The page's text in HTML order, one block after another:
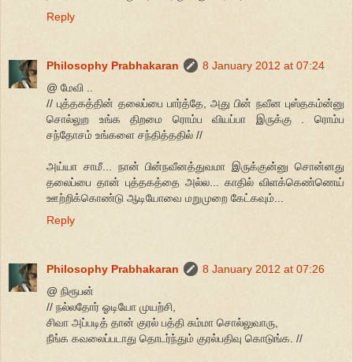
Reply
Philosophy Prabhakaran
8 January 2012 at 07:24
@ மேவி ..
// புத்தகத்தின் தலைப்பை பார்த்தே, அது பின் நவீன புஸ்தகம்ன்னு
சொல்லுற உங்க திறமை ரொம்ப வியப்பா இருக்கு . ரொம்ப
சந்தோசம் உங்களை சந்தித்ததில் //
அய்யா சாமீ... நான் பின்நவீனத்துவமா இருக்குன்னு சொன்னது
தலைப்பை தான் புத்தகத்தை அல்ல... காதில் விளக்கெண்ணெய்
ஊற்றிக்கொண்டு ஆடியோவை மறுமுறை கேட்கவும்...
Reply
Philosophy Prabhakaran
8 January 2012 at 07:26
@ நிரூபன்
// நல்லதோர் ஓடியோ முயற்சி,
சிவா அப்படித் தான் குரல் பத்தி சும்மா சொல்லுவாரு,
நீங்க கவலைப்படாது தொடர்ந்தும் குரல்பதிவு கொடுங்க. //